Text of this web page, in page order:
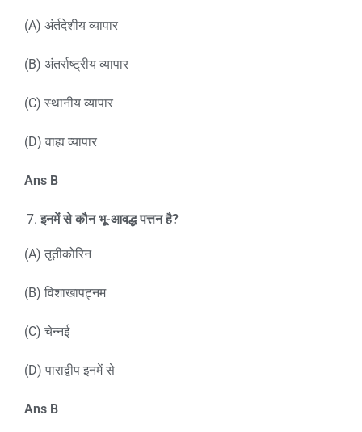
(A) अंर्तदेशीय व्यापार
(B) अंतर्राष्ट्रीय व्यापार
(C) स्थानीय व्यापार
(D) वाह्य व्यापार
Ans B
इनमें से कौन भू-आवद्ध पत्तन है?
(A) तूतीकोरिन
(B) विशाखापट्नम
(C) चेन्नई
(D) पाराद्वीप इनमें से
Ans B